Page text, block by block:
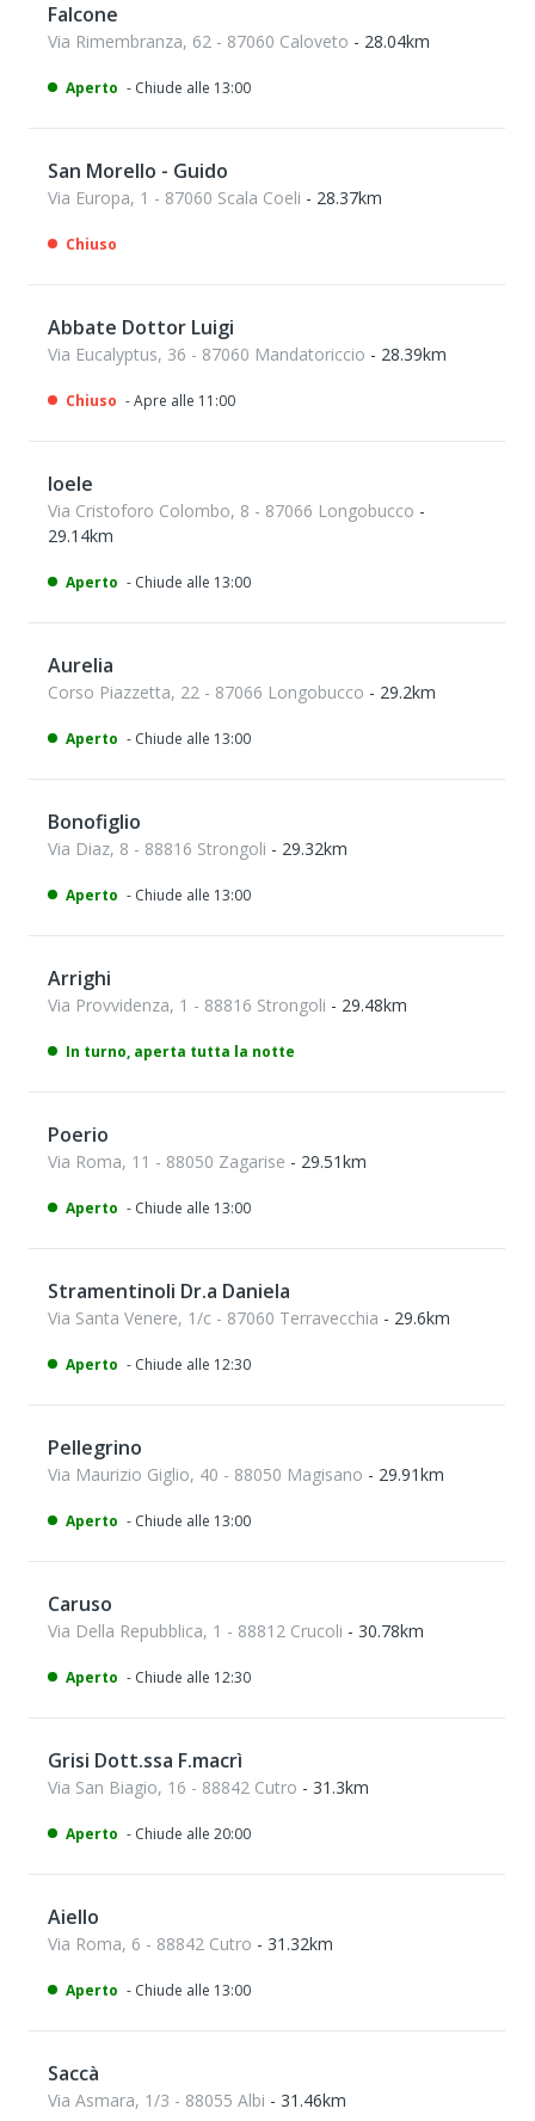
Falcone
Via Rimembranza, 62 - 87060 Caloveto - 28.04km
Aperto - Chiude alle 13:00
San Morello - Guido
Via Europa, 1 - 87060 Scala Coeli - 28.37km
Chiuso
Abbate Dottor Luigi
Via Eucalyptus, 36 - 87060 Mandatoriccio - 28.39km
Chiuso - Apre alle 11:00
Ioele
Via Cristoforo Colombo, 8 - 87066 Longobucco -
29.14km
Aperto - Chiude alle 13:00
Aurelia
Corso Piazzetta, 22 - 87066 Longobucco - 29.2km
Aperto - Chiude alle 13:00
Bonofiglio
Via Diaz, 8 - 88816 Strongoli - 29.32km
Aperto - Chiude alle 13:00
Arrighi
Via Provvidenza, 1 - 88816 Strongoli - 29.48km
In turno, aperta tutta la notte
Poerio
Via Roma, 11 - 88050 Zagarise - 29.51km
Aperto - Chiude alle 13:00
Stramentinoli Dr.a Daniela
Via Santa Venere, 1/c - 87060 Terravecchia - 29.6km
Aperto - Chiude alle 12:30
Pellegrino
Via Maurizio Giglio, 40 - 88050 Magisano - 29.91km
Aperto - Chiude alle 13:00
Caruso
Via Della Repubblica, 1 - 88812 Crucoli - 30.78km
Aperto - Chiude alle 12:30
Grisi Dott.ssa F.macrì
Via San Biagio, 16 - 88842 Cutro - 31.3km
Aperto - Chiude alle 20:00
Aiello
Via Roma, 6 - 88842 Cutro - 31.32km
Aperto - Chiude alle 13:00
Saccà
Via Asmara, 1/3 - 88055 Albi - 31.46km